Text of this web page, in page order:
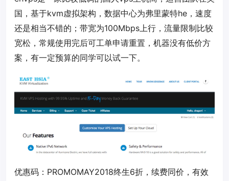
国，基于kvm虚拟架构，数据中心为弗里蒙特he，速度
还是相当不错的；带宽为100Mbps上行，流量限制比较
宽松，常规使用完后可工单申请重置，机器没有低价方
案，有一定预算的同学可以试一下。
优惠码： PROMOMAY2018终生6折，续费同价，有效